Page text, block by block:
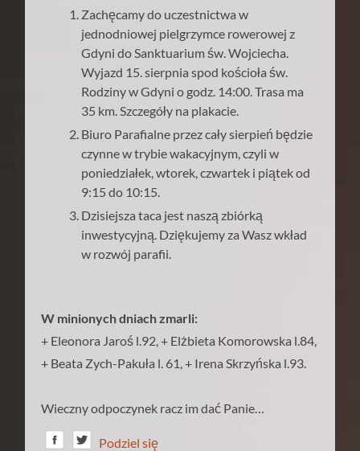
Zachęcamy do uczestnictwa w
jednodniowej pielgrzymce rowerowej z
Gdyni do Sanktuarium św. Wojciecha.
Wyjazd 15. sierpnia spod kościoła św.
Rodziny w Gdyni o godz. 14:00. Trasa ma
35 km. Szczegóły na plakacie.
Biuro Parafialne przez cały sierpień będzie
czynne w trybie wakacyjnym, czyli w
poniedziałek, wtorek, czwartek i piątek od
9:15 do 10:15.
Dzisiejsza taca jest naszą zbiórką
inwestycyjną. Dziękujemy za Wasz wkład
w rozwój parafii.
W minionych dniach zmarli:
+ Eleonora Jaroś l.92, + Elżbieta Komorowska l.84,
+ Beata Zych-Pakuła l. 61, + Irena Skrzyńska l.93.
Wieczny odpoczynek racz im dać Panie…
Podziel się